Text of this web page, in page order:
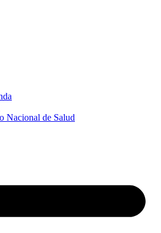
Nacional de Salud